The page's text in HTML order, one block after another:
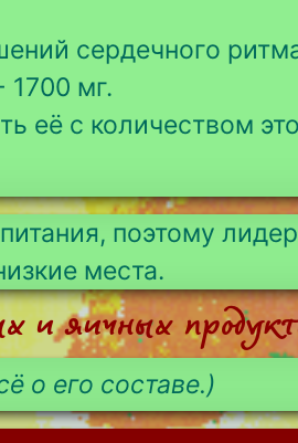
сердечного
1700 мг.
её с количеством
поэтому
места.
и яичных
о его составе.)